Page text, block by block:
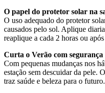
O papel do protetor solar na
O uso adequado do protetor
causados pelo sol. Aplique
reaplique a cada 2 horas ou
Curta o Verão com segurança
Com pequenas mudanças nos
estação sem descuidar da pele.
traz saúde e beleza para o futuro.